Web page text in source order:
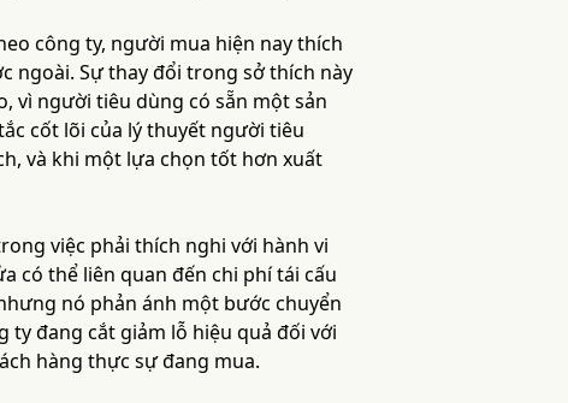
công ty, người mua hiện nay thích
ngoài. Sự thay đổi trong sở thích này
vì người tiêu dùng có sẵn một sản
cốt lõi của lý thuyết người tiêu
và khi một lựa chọn tốt hơn xuất
việc phải thích nghi với hành vi
có thể liên quan đến chi phí tái cấu
nó phản ánh một bước chuyển
ty đang cắt giảm lỗ hiệu quả đối với
hàng thực sự đang mua.